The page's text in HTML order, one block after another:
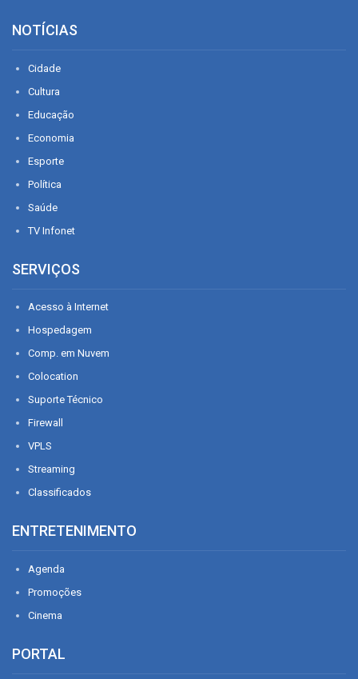
NOTÍCIAS
Cidade
Cultura
Educação
Economia
Esporte
Política
Saúde
TV Infonet
SERVIÇOS
Acesso à Internet
Hospedagem
Comp. em Nuvem
Colocation
Suporte Técnico
Firewall
VPLS
Streaming
Classificados
ENTRETENIMENTO
Agenda
Promoções
Cinema
PORTAL